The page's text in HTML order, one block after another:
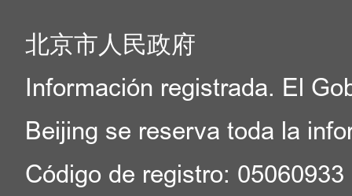
北京市人民政府
Información registrada. El
Beijing se reserva toda la
Código de registro: 05060933